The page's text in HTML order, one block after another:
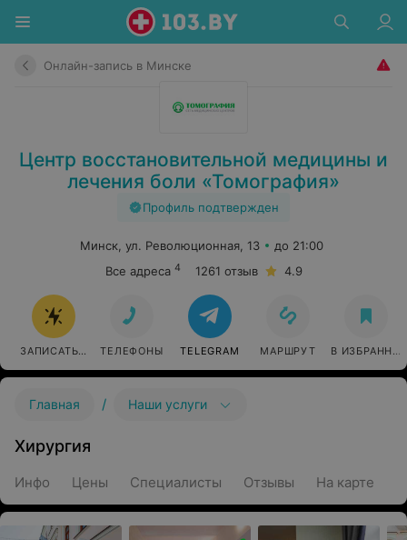
Онлайн-запись в Минске
Центр восстановительной медицины и
лечения боли «Томография»
Профиль подтвержден
Минск, ул. Революционная, 13
до 21:00
Все адреса 4 1261 отзыв 4.9
ЗАПИСАТЬСЯ ОНЛАЙН
ТЕЛЕФОНЫ TELEGRAM МАРШРУТ В ИЗБРАННОЕ
Главная / Наши услуги
Хирургия
Инфо Цены Специалисты Отзывы На карте